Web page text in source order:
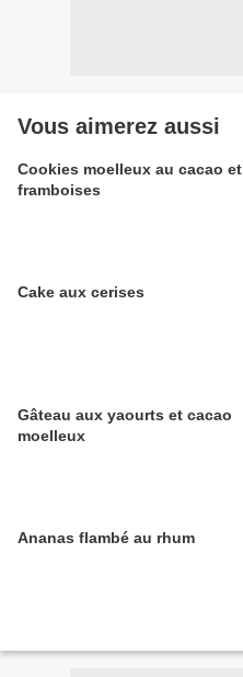
Vous aimerez aussi
Cookies moelleux au cacao et
framboises
Cake aux cerises
Gâteau aux yaourts et cacao
moelleux
Ananas flambé au rhum